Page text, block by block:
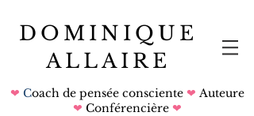
DOMINIQUE
ALLAIRE
❤ Coach de pensée consciente ❤ Auteure
❤ Conférencière ❤